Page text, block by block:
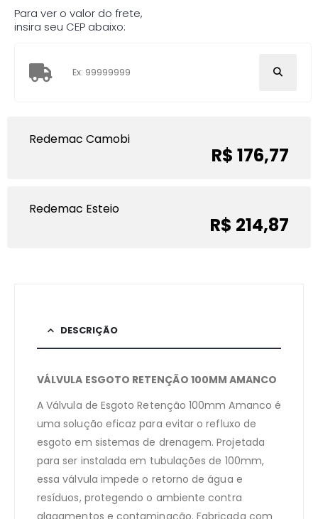
Para ver o valor do frete,
insira seu CEP abaixo:
Redemac Camobi
R$ 176,77
Redemac Esteio
R$ 214,87
DESCRIÇÃO
VÁLVULA ESGOTO RETENÇÃO 100MM AMANCO
A Válvula de Esgoto Retenção 100mm Amanco é
uma solução eficaz para evitar o refluxo de
esgoto em sistemas de drenagem. Projetada
para ser instalada em tubulações de 100mm,
essa válvula impede o retorno de água e
resíduos, protegendo o ambiente contra